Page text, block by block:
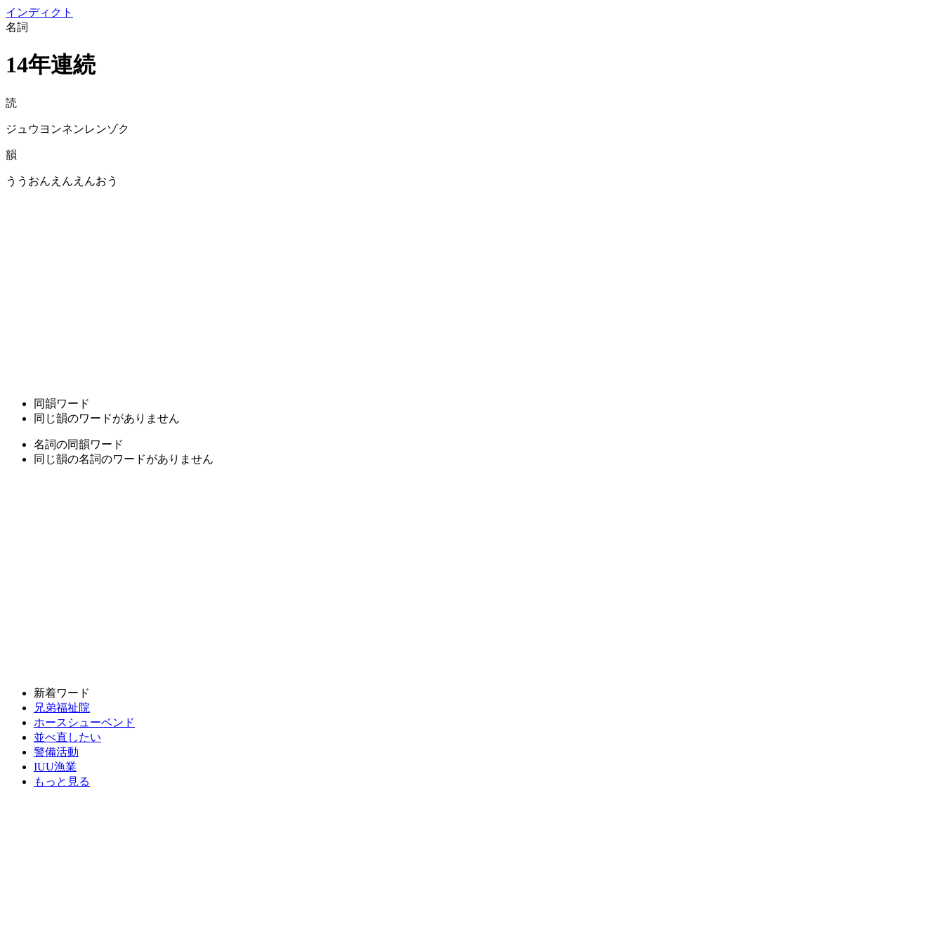
インディクト
名詞
14年連続
読
ジュウヨンネンレンゾク
韻
ううおんえんえんおう
同韻ワード
同じ韻のワードがありません
名詞の同韻ワード
同じ韻の名詞のワードがありません
新着ワード
兄弟福祉院
ホースシューベンド
並べ直したい
警備活動
IUU漁業
もっと見る